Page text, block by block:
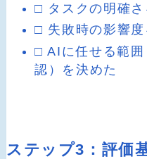
□ タスクの明確さ
□ 失敗時の影響度
□ AIに任せる範
認）を決めた
ステップ3：評価